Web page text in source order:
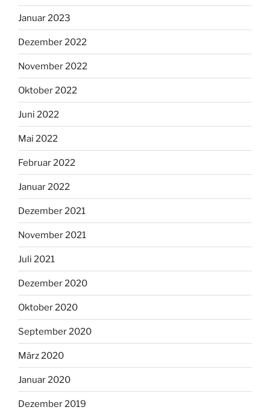
Januar 2023
Dezember 2022
November 2022
Oktober 2022
Juni 2022
Mai 2022
Februar 2022
Januar 2022
Dezember 2021
November 2021
Juli 2021
Dezember 2020
Oktober 2020
September 2020
März 2020
Januar 2020
Dezember 2019